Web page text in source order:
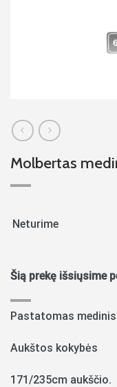
Molbertas
Neturime
Šią prekę išsiųsime
Pastatomas
Aukštos kokybės
171/235cm aukščio.